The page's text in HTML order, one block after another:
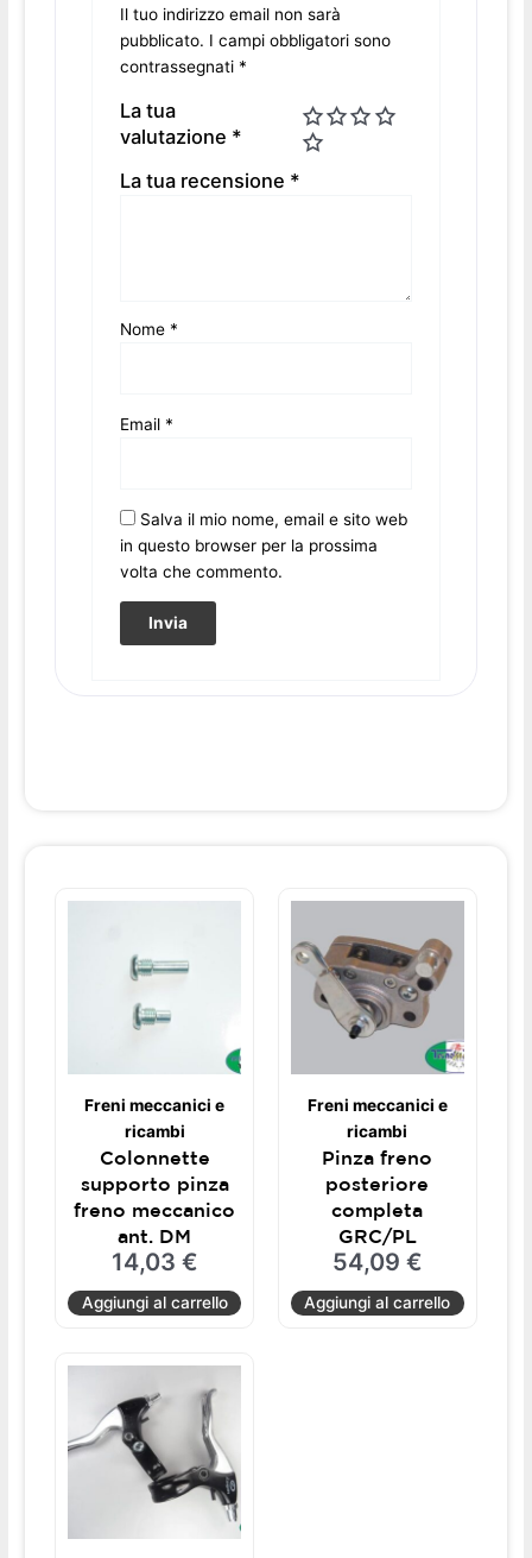
Il tuo indirizzo email non sarà
pubblicato. I campi obbligatori sono
contrassegnati *
La tua
valutazione *
La tua recensione *
Nome *
Email *
Salva il mio nome, email e sito web
in questo browser per la prossima
volta che commento.
Freni meccanici e
ricambi
Colonnette
supporto pinza
freno meccanico
ant. DM
14,03 €
Aggiungi al carrello
Freni meccanici e
ricambi
Pinza freno
posteriore
completa
GRC/PL
54,09 €
Aggiungi al carrello